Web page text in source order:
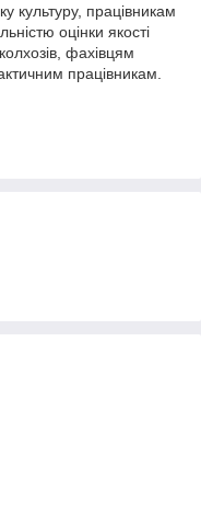
культуру, працівникам
оцінки якості
фахівцям
працівникам.